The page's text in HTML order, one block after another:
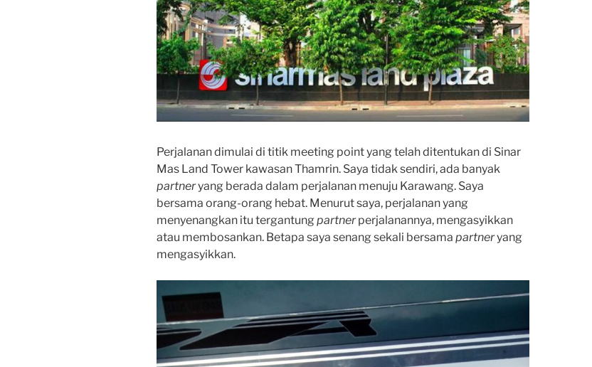
Perjalanan dimulai di titik meeting point yang telah ditentukan di Sinar
Mas Land Tower kawasan Thamrin. Saya tidak sendiri, ada banyak
partneryang berada dalam perjalanan menuju Karawang. Saya
bersama orang-orang hebat. Menurut saya, perjalanan yang
menyenangkan itu tergantung partnerperjalanannya, mengasyikkan
atau membosankan. Betapa saya senang sekali bersama partneryang
mengasyikkan.